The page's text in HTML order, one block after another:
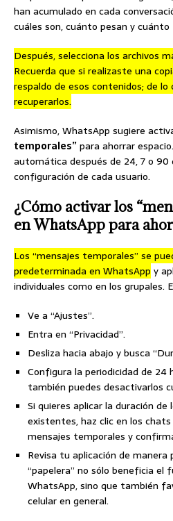
han acumulado en cada
cuáles son, cuánto pesan y
Después, selecciona los archivos
Recuerda que si realizaste una
respaldo de esos contenidos; de
recuperarlos.
Asimismo, WhatsApp sugiere
temporales”para ahorrar
automática después de 24, 7 o 90
configuración de cada usuario.
¿Cómo activar los
en WhatsApp para
Los “mensajes temporales” se
predeterminada en WhatsApp y
individuales como en los grupales.
Ve a “Ajustes”.
Entra en “Privacidad”.
Desliza hacia abajo y busca
Configura la periodicidad de 24
también puedes desactivarlos
Si quieres aplicar la duración
existentes, haz clic en los
mensajes temporales y
Revisa tu aplicación de manera
“papelera” no sólo beneficia el
WhatsApp, sino que también
celular en general.